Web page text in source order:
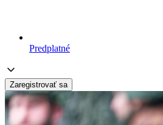
Predplatné
Zaregistrovať sa